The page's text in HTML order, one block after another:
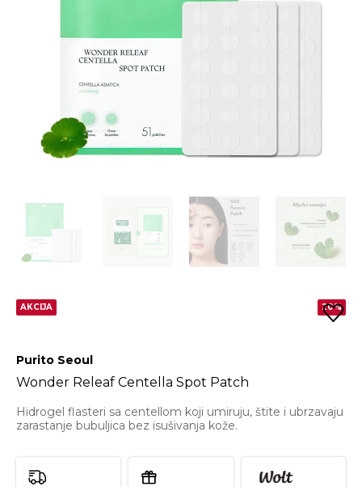
AKCIJA 20%
Purito Seoul
Wonder Releaf Centella Spot Patch
Hidrogel flasteri sa centellom koji umiruju, štite i ubrzavaju
zarastanje bubuljica bez isušivanja kože.